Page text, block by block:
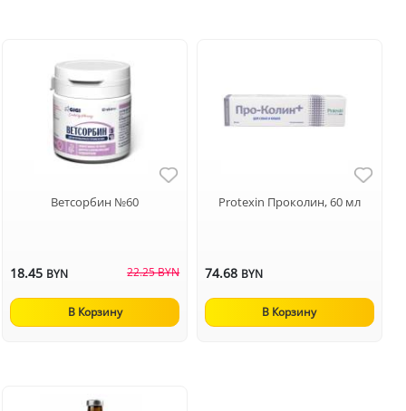
Ветсорбин №60
18.45 BYN 22.25 BYN
В Корзину
Protexin Проколин, 60 мл
74.68 BYN
В Корзину